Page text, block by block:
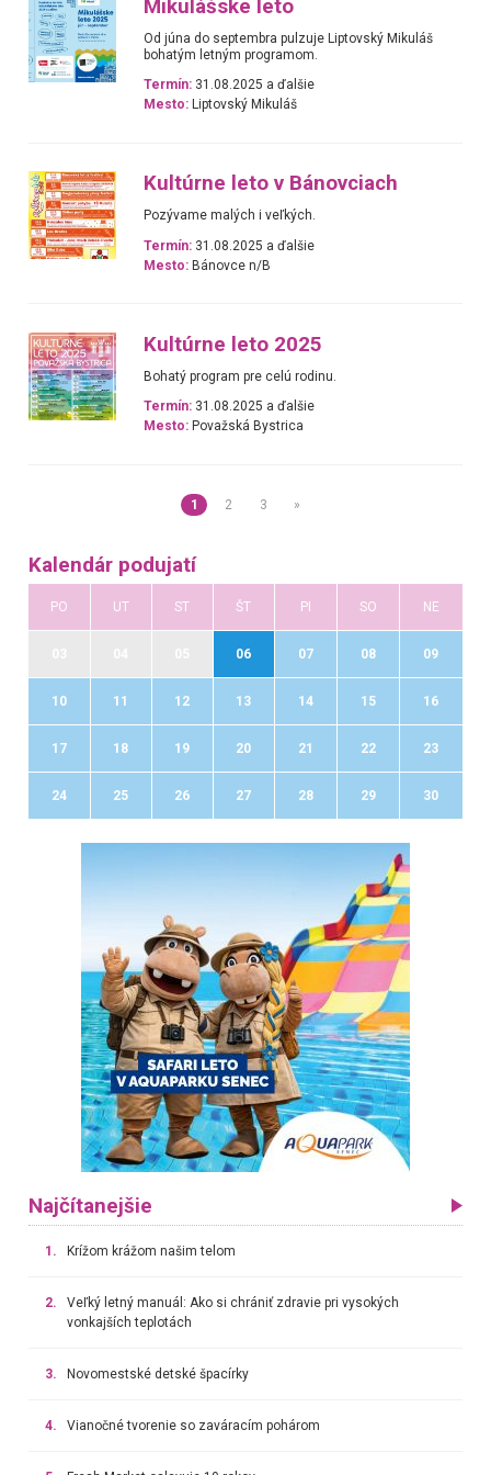
Mikulášske leto
Od júna do septembra pulzuje Liptovský Mikuláš
bohatým letným programom.
Termín: 31.08.2025 a ďalšie
Mesto: Liptovský Mikuláš
Kultúrne leto v Bánovciach
Pozývame malých i veľkých.
Termín: 31.08.2025 a ďalšie
Mesto: Bánovce n/B
Kultúrne leto 2025
Bohatý program pre celú rodinu.
Termín: 31.08.2025 a ďalšie
Mesto: Považská Bystrica
1 2 3 »
Kalendár podujatí
PO UT ST ŠT PI SO NE
06 07 08 09
10 11 12 13 14 15 16
17 18 19 20 21 22 23
24 25 26 27 28 29 30
Najčítanejšie
1. Krížom krážom našim telom
2.
Veľký letný manuál: Ako si chrániť zdravie pri vysokých
vonkajších teplotách
3. Novomestské detské špacírky
4. Vianočné tvorenie so zaváracím pohárom